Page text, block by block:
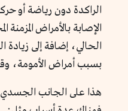
الراكدة دون رياضة أو
الإصابة بالأمراض
الحالي، إضافة إلى
بسبب أمراض الأمومة،
هذا على الجانب